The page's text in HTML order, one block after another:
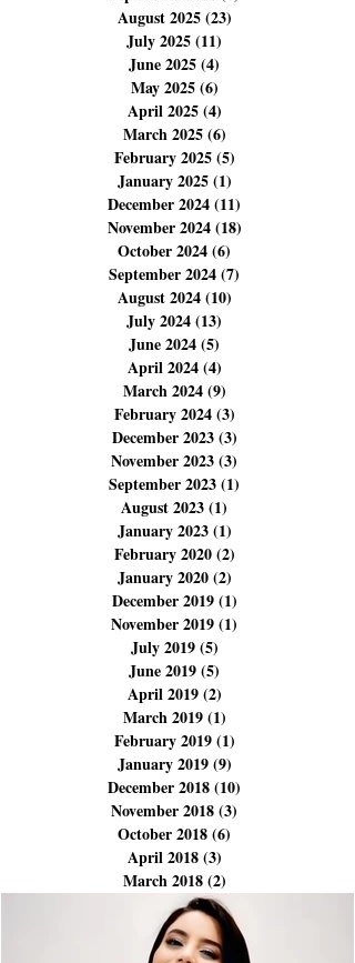
November 2025(14)
October 2025 (14)
September 2025
August 2025(23)
July 2025(11)
June 2025(4)4 posts
May 2025(6)6 posts
April 2025(4)4 posts
March 2025(6)6 posts
February 2025 (5)5 posts
January 2025 (1)
December 2024(11)
November 2024(18)
October 2024(6)
September 2024
August 2024 (10)
July 2024(13)13 posts
June 2024(5)5 posts
April 2024(4)4 posts
March 2024(9)9 posts
February 2024(3)3 posts
December 2023(3)
November 2023 (3)
September 2023 (1)
August 2023 (1)1 post
January 2023(1)1 post
February 2020 (2)2 posts
January 2020(2)
December 2019(1)
November 2019(1)
July 2019 (5)5 posts
June 2019(5)5 posts
April 2019(2)2 posts
March 2019(1)1 post
February 2019 (1)1 post
January 2019 (9)
December 2018(10)
November 2018(3)
October 2018(6)
April 2018
(3)3 posts
March 2018(2) 2 posts